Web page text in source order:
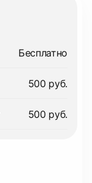
Бесплатно
500 руб.
500 руб.